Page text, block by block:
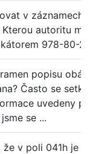
v záznamech
autoritu
978-80-
popisu
Často se
uvedeny
se ...
v poli 041h je